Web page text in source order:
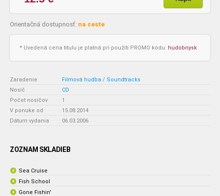
Orientačná dostupnosť: na ceste
* Uvedená cena titulu je platná pri použití PROMO kódu: hudobnysk
Zaradenie : Filmová hudba / Soundtracks
Nosič
: CD
Počet nosičov
: 1
V ponuke od
: 15.08.2014
Dátum vydania
: 06.03.2006
ZOZNAM SKLADIEB
Sea Cruise
Fish School
Gone Fishin'